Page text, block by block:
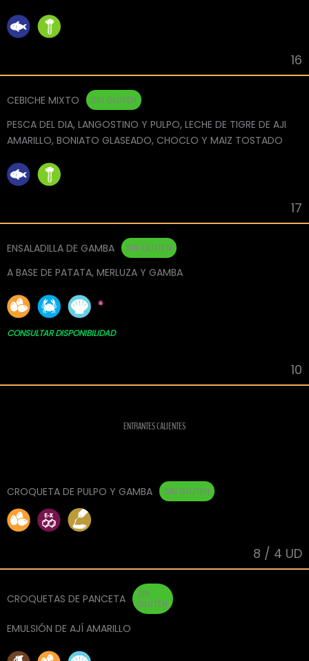
16
CEBICHE MIXTO SIN GLUTEN
PESCA DEL DIA, LANGOSTINO Y PULPO, LECHE DE TIGRE DE AJI
AMARILLO, BONIATO GLASEADO, CHOCLO Y MAIZ TOSTADO
17
ENSALADILLA DE GAMBA SIN GLUTEN
A BASE DE PATATA, MERLUZA Y GAMBA
CONSULTAR DISPONIBILIDAD
10
ENTRANTES CALIENTES
CROQUETA DE PULPO Y GAMBA SIN GLUTEN
8 / 4 UD
CROQUETAS DE PANCETA
SIN
GLUTEN
EMULSIÓN DE AJÍ AMARILLO